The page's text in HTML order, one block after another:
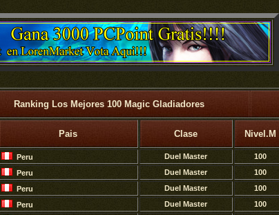
Ranking Los Mejores 100 Magic Gladiadores
Pais Clase Nivel.M
Peru Duel Master 100
Peru Duel Master 100
Peru Duel Master 100
Peru Duel Master 100